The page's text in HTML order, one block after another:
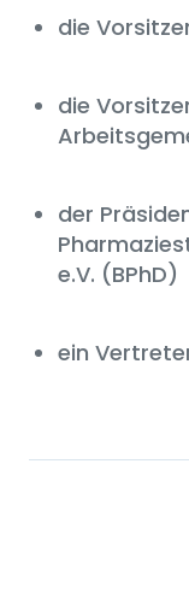
die
die
der
e.V. (BPhD)
ein